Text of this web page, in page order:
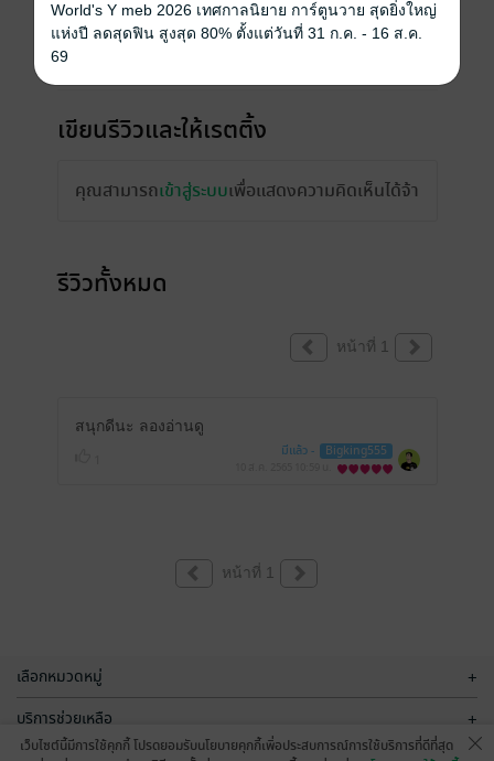
เขียนรีวิวและให้เรตติ้ง
คุณสามารถเข้าสู่ระบบเพื่อแสดงความคิดเห็นได้จ้า
รีวิวทั้งหมด
หน้าที่ 1
สนุกดีนะ ลองอ่านดู
มีแล้ว - Bigking555
หน้าที่ 1
เลือกหมวดหมู่ +
บริการช่วยเหลือ +
เว็บไซต์นี้มีการใช้คุกกี้ โปรดยอมรับนโยบายคุกกี้เพื่อประสบการณ์การใช้บริการที่ดีที่สุด
World's Y meb 2026 เทศกาลนิยาย การ์ตูนวาย สุดยิ่งใหญ่
แห่งปี ลดสุดฟิน สูงสุด 80% ตั้งแต่วันที่ 31 ก.ค. - 16 ส.ค.
69